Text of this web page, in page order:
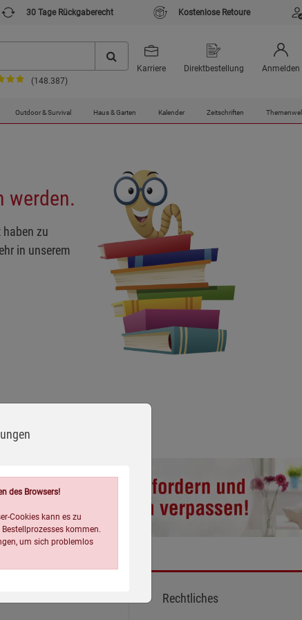
30 Tage Rückgaberecht Kostenlose Retoure
(148.387)
Karriere Direktbestellung Anmelden
Outdoor & Survival Haus & Garten Kalender Zeitschriften
werden.
haben zu
in unserem
Rechtliches
des Browsers!
Cookies kann es zu
kommen.
um sich problemlos